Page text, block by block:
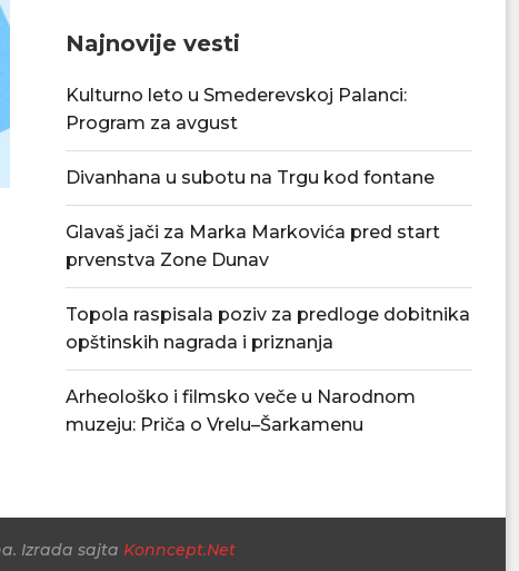
„Kulturnog leta 2026“...
05/08/2026
Najnovije vesti
Kulturno leto u Smederevskoj Palanci:
Program za avgust
Divanhana u subotu na Trgu kod fontane
Glavaš jači za Marka Markovića pred start
prvenstva Zone Dunav
Topola raspisala poziv za predloge dobitnika
opštinskih nagrada i priznanja
Arheološko i filmsko veče u Narodnom
muzeju: Priča o Vrelu–Šarkamenu
Izrada sajta Konncept.Net